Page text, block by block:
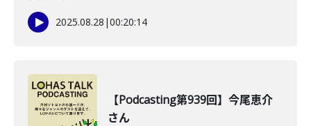
2025.08.28 |00:20:14
【Podcasting第939回】今尾恵介
さん